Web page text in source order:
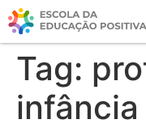
Tag:
infância